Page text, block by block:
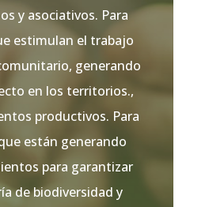
y asociativos. Para
estimulan el trabajo
generando
en los territorios.,
productivos. Para
están generando
para garantizar
de biodiversidad y